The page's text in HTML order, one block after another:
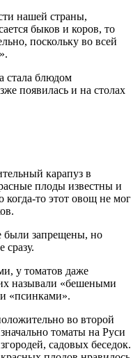
нашей страны,
быков и коров, то
поскольку во всей
стала блюдом
появилась и на столах
карапуз в
плоды известны и
то этот овощ не мог
были запрещены, но
сразу.
у томатов даже
называли «бешеными
«псинками».
во второй
томаты на Руси
садовых беседок.